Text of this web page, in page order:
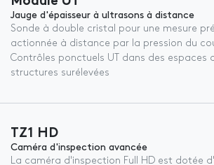
Jauge d'épaisseur à ultrasons à distance
Sonde à double cristal pour une mesure
actionnée à distance par la pression du
Contrôles ponctuels UT dans des espaces
structures surélevées
TZ1 HD
Caméra d'inspection avancée
La caméra d'inspection Full HD est dotée